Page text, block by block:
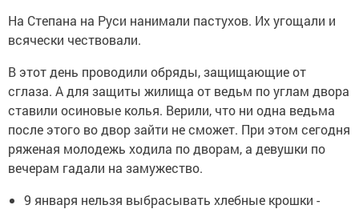
На Степана на Руси нанимали пастухов. Их угощали и
всячески чествовали.
В этот день проводили обряды, защищающие от
сглаза. А для защиты жилища от ведьм по углам двора
ставили осиновые колья. Верили, что ни одна ведьма
после этого во двор зайти не сможет. При этом сегодня
ряженая молодежь ходила по дворам, а девушки по
вечерам гадали на замужество.
9 января нельзя выбрасывать хлебные крошки -